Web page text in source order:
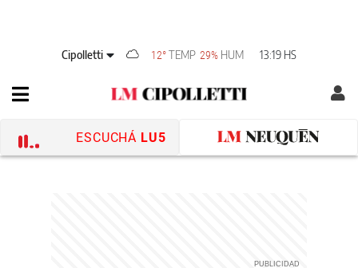
Cipolletti 12°TEMP 29% HUM 13:19 HS
ESCUCHÁ LU5